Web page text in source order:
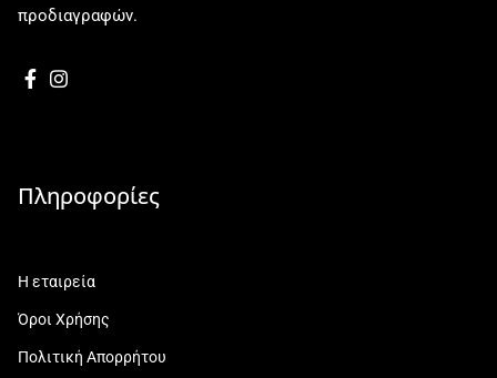
προδιαγραφών.
Πληροφορίες
Η εταιρεία
Όροι Χρήσης
Πολιτική Απορρήτου